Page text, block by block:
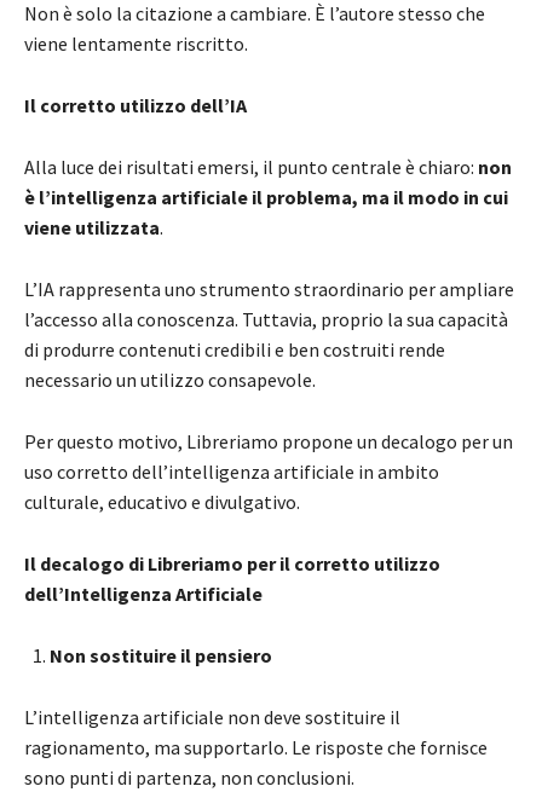
Non è solo la citazione a cambiare. È l’autore stesso che
viene lentamente riscritto.
Il corretto utilizzo dell’IA
Alla luce dei risultati emersi, il punto centrale è chiaro: non
è l’intelligenza artificiale il problema, ma il modo in cui
viene utilizzata.
L’IA rappresenta uno strumento straordinario per ampliare
l’accesso alla conoscenza. Tuttavia, proprio la sua capacità
di produrre contenuti credibili e ben costruiti rende
necessario un utilizzo consapevole.
Per questo motivo, Libreriamo propone un decalogo per un
uso corretto dell’intelligenza artificiale in ambito
culturale, educativo e divulgativo.
Il decalogo di Libreriamo per il corretto utilizzo
dell’Intelligenza Artificiale
Non sostituire il pensiero
L’intelligenza artificiale non deve sostituire il
ragionamento, ma supportarlo. Le risposte che fornisce
sono punti di partenza, non conclusioni.